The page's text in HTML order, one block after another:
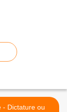
- Dictature ou